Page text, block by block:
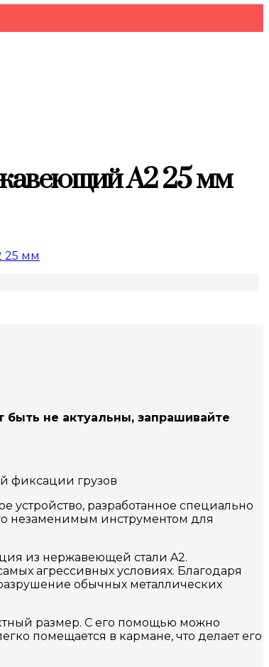
A2 25 мм
25 мм
не актуальны, запрашивайте
фиксации грузов
разработанное специально
незаменимым инструментом для
из нержавеющей стали A2.
агрессивных условиях. Благодаря
обычных металлических
размер. С его помощью можно
помещается в кармане, что делает его